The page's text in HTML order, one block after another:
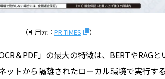
（引用元： PR TIMES ）
＆PDF」の最大の特徴は、BERTやRAG
ットから隔離されたローカル環境で実行す